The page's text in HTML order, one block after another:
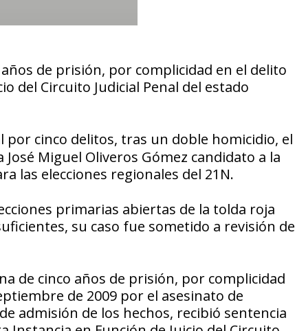
de prisión, por complicidad en el delito
del Circuito Judicial Penal del estado
cinco delitos, tras un doble homicidio, el
José Miguel Oliveros Gómez candidato a la
las elecciones regionales del 21N.
primarias abiertas de la tolda roja
su caso fue sometido a revisión de
de cinco años de prisión, por complicidad
de 2009 por el asesinato de
admisión de los hechos, recibió sentencia